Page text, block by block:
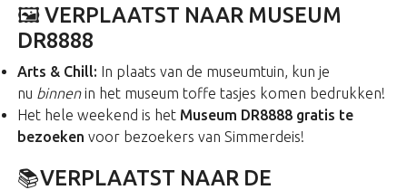
🖼️ VERPLAATST NAAR MUSEUM
DR8888
Arts & Chill: In plaats van de museumtuin, kun je
nu binnenin het museum toffe tasjes komen bedrukken!
Het hele weekend is het Museum DR8888 gratis te
bezoeken voor bezoekers van Simmerdeis!
📚VERPLAATST NAAR DE